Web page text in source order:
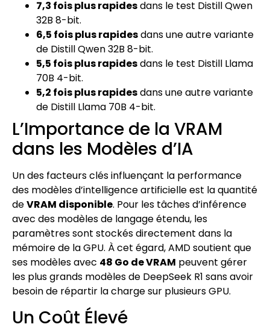
7,3 fois plus rapidesdans le test Distill Qwen
32B 8-bit.
6,5 fois plus rapidesdans une autre variante
de Distill Qwen 32B 8-bit.
5,5 fois plus rapidesdans le test Distill Llama
70B 4-bit.
5,2 fois plus rapidesdans une autre variante
de Distill Llama 70B 4-bit.
L’Importance de la VRAM
dans les Modèles d’IA
Un des facteurs clés influençant la performance
des modèles d’intelligence artificielle est la quantité
deVRAM disponible. Pour les tâches d’inférence
avec des modèles de langage étendu, les
paramètres sont stockés directement dans la
mémoire de la GPU. À cet égard, AMD soutient que
ses modèles avec 48 Go de VRAM peuvent gérer
les plus grands modèles de DeepSeek R1 sans avoir
besoin de répartir la charge sur plusieurs GPU.
Un Coût Élevé